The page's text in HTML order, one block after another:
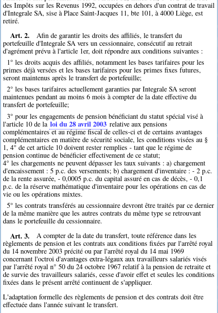
des Impôts sur les Revenus 1992, occupées en dehors d'un contrat de travail
d'Integrale SA, sise à Place Saint-Jacques 11, bte 101, à 4000 Liège, est
retiré.
Art. 2.
Afin de garantir les droits des affiliés, le transfert du
portefeuille d'Integrale SA vers un cessionnaire, consécutif au retrait
d'agrément prévu à l'article 1er, doit répondre aux conditions suivantes :
1° les droits acquis des affiliés, notamment les bases tarifaires pour les
primes déjà versées et les bases tarifaires pour les primes fixes futures,
seront maintenus après le transfert de portefeuille;
2° les bases tarifaires actuellement garanties par Integrale SA seront
maintenues pendant au moins 6 mois à compter de la date effective du
transfert de portefeuille;
3° pour les engagements de pension bénéficiant du statut spécial visé à
l'article 10 de la loi du 28 avril 2003 relative aux pensions
complémentaires et au régime fiscal de celles-ci et de certains avantages
complémentaires en matière de sécurité sociale, les conditions visées au §
1, 4° de cet article 10 doivent rester remplies - tant que le régime de
pension continue de bénéficier effectivement de ce statut;
4° les chargements ne peuvent dépasser les taux suivants : a) chargement
d'encaissement : 5 p.c. des versements; b) chargement d'inventaire : - 2 p.c.
de la rente assurée, - 0,0005 p.c. du capital assuré en cas de décès, - 0,1
p.c. de la réserve mathématique d'inventaire pour les opérations en cas de
vie ou les opérations mixtes.
5° les contrats transférés au cessionnaire devront être traités par ce dernier
de la même manière que les autres contrats du même type se retrouvant
dans le portefeuille du cessionnaire.
Art. 3.
A compter de la date du transfert, toute référence dans les
règlements de pension et les contrats aux conditions fixées par l'arrêté royal
du 14 novembre 2003 précité ou par l'arrêté royal du 14 mai 1969
concernant l'octroi d'avantages extra-légaux aux travailleurs salariés visés
par l'arrêté royal n° 50 du 24 octobre 1967 relatif à la pension de retraite et
de survie des travailleurs salariés, cesse d'avoir effet et seules les conditions
fixées dans le présent arrêté continuent de s'appliquer.
L'adaptation formelle des règlements de pension et des contrats doit être
effectuée dans l'année suivant le transfert.